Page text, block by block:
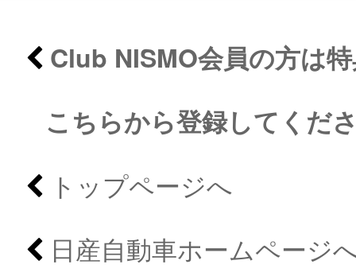
Club NISMO会員の方は
こちらから登録してくだ
トップページへ
日産自動車ホームページ